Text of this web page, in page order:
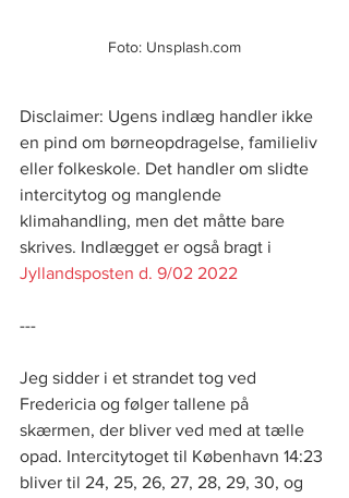
Foto: Unsplash.com
Disclaimer: Ugens indlæg handler ikke
en pind om børneopdragelse, familieliv
eller folkeskole. Det handler om slidte
intercitytog og manglende
klimahandling, men det måtte bare
skrives. Indlægget er også bragt i
Jyllandsposten d. 9/02 2022
---
Jeg sidder i et strandet tog ved
Fredericia og følger tallene på
skærmen, der bliver ved med at tælle
opad. Intercitytoget til København 14:23
bliver til 24, 25, 26, 27, 28, 29, 30, og